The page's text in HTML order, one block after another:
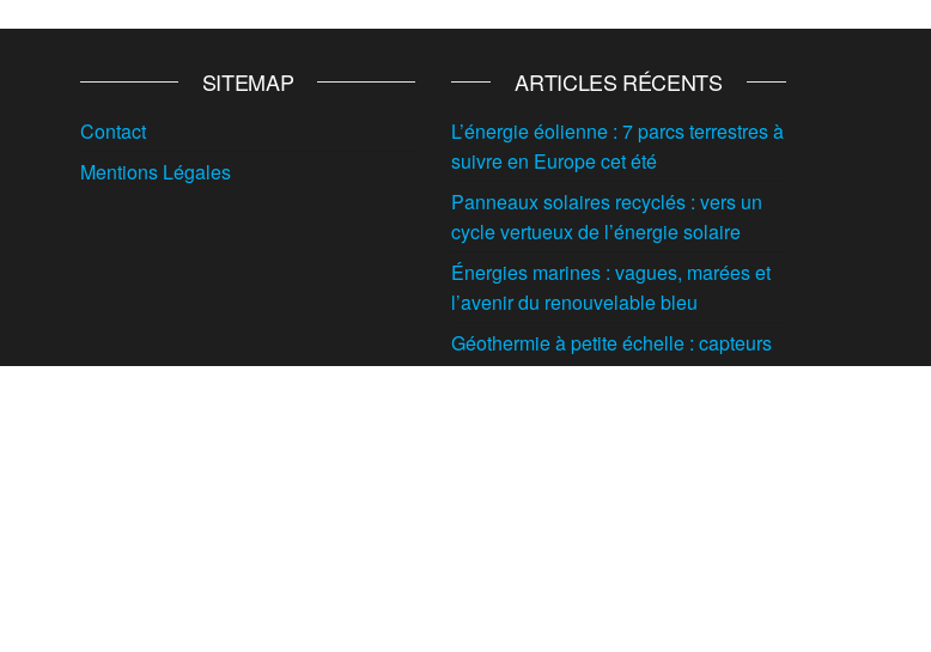
SITEMAP
Contact
Mentions Légales
ARTICLES RÉCENTS
L’énergie éolienne : 7 parcs terrestres à
suivre en Europe cet été
Panneaux solaires recyclés : vers un
cycle vertueux de l’énergie solaire
Énergies marines : vagues, marées et
l’avenir du renouvelable bleu
Géothermie à petite échelle : capteurs
enterrés et maisons individuelles